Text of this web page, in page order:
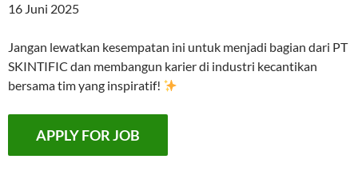
16 Juni 2025
Jangan lewatkan kesempatan ini untuk menjadi bagian dari PT
SKINTIFIC dan membangun karier di industri kecantikan
bersama tim yang inspiratif!